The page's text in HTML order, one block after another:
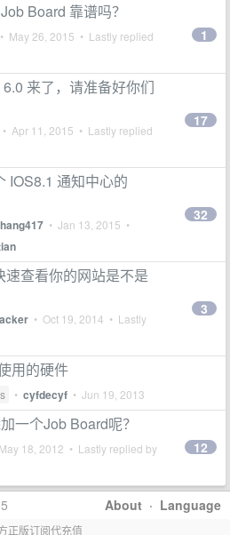
Board 靠谱吗？
• May 26, 2015 • Lastly replied
1
来了，请准备好你们
• Apr 11, 2015 • Lastly replied
17
IOS8.1 通知中心的
• Jan 13, 2015 •
32
速查看你的网站是不是
• Oct 19, 2014 • Lastly
3
用的硬件
• cyfdecyf • Jun 19, 2013
一个Job Board呢？
May 18, 2012 • Lastly replied by 12
About · Language
正版订阅代充值